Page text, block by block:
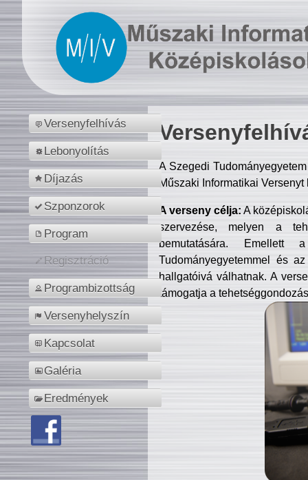
Versenyfelhívás
Lebonyolítás
Díjazás
Szponzorok
Program
Regisztráció
Programbizottság
Versenyhelyszín
Kapcsolat
Galéria
Eredmények
A Szegedi
Műszaki Informatikai
A verseny célja: A
szervezése, melyen a
bemutatására. Emellett
Tudományegyetemmel és
hallgatóivá válhatnak. A
támogatja a